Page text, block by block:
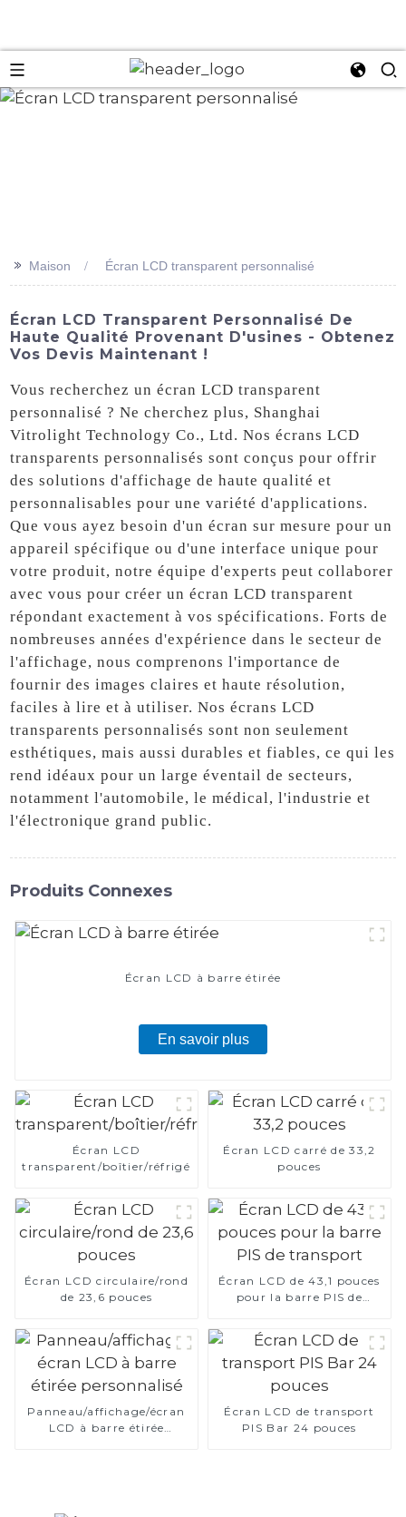
>> Maison Écran LCD transparent personnalisé
Écran LCD Transparent Personnalisé De
Haute Qualité Provenant D'usines - Obtenez
Vos Devis Maintenant !
Vous recherchez un écran LCD transparent
personnalisé ? Ne cherchez plus, Shanghai
Vitrolight Technology Co., Ltd. Nos écrans LCD
transparents personnalisés sont conçus pour offrir
des solutions d'affichage de haute qualité et
personnalisables pour une variété d'applications.
Que vous ayez besoin d'un écran sur mesure pour un
appareil spécifique ou d'une interface unique pour
votre produit, notre équipe d'experts peut collaborer
avec vous pour créer un écran LCD transparent
répondant exactement à vos spécifications. Forts de
nombreuses années d'expérience dans le secteur de
l'affichage, nous comprenons l'importance de
fournir des images claires et haute résolution,
faciles à lire et à utiliser. Nos écrans LCD
transparents personnalisés sont non seulement
esthétiques, mais aussi durables et fiables, ce qui les
rend idéaux pour un large éventail de secteurs,
notamment l'automobile, le médical, l'industrie et
l'électronique grand public.
Produits Connexes
Écran LCD à barre étirée
En savoir plus
Écran LCD
transparent/boîtier/réfrigérateur
Écran LCD carré de 33,2
pouces
Écran LCD circulaire/rond
de 23,6 pouces
Écran LCD de 43,1 pouces
pour la barre PIS de
Panneau/affichage/écran
LCD à barre étirée
Écran LCD de transport
PIS Bar 24 pouces